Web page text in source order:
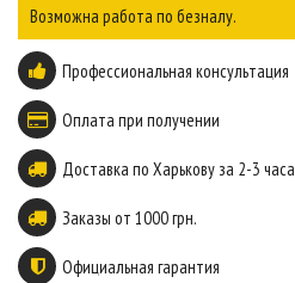
Возможна работа по безналу.
Профессиональная консультация
Оплата при получении
Доставка по Харькову за 2-3 часа
Заказы от 1000 грн.
Официальная гарантия